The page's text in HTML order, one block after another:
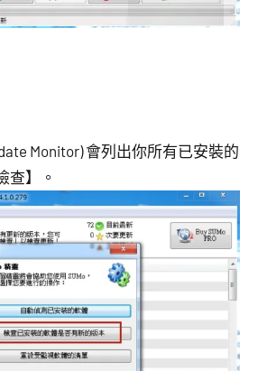
Monitor) 會列出你所有已安裝的
查】。